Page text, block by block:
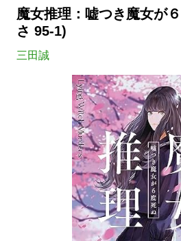
魔女推理：嘘つき魔女が
さ 95-1)
三田誠